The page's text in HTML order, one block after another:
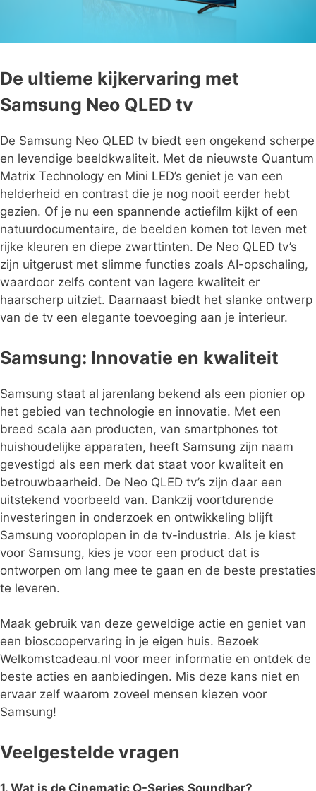
De ultieme kijkervaring met
Samsung Neo QLED tv
De Samsung Neo QLED tv biedt een ongekend scherpe
en levendige beeldkwaliteit. Met de nieuwste Quantum
Matrix Technology en Mini LED’s geniet je van een
helderheid en contrast die je nog nooit eerder hebt
gezien. Of je nu een spannende actiefilm kijkt of een
natuurdocumentaire, de beelden komen tot leven met
rijke kleuren en diepe zwarttinten. De Neo QLED tv’s
zijn uitgerust met slimme functies zoals AI-opschaling,
waardoor zelfs content van lagere kwaliteit er
haarscherp uitziet. Daarnaast biedt het slanke ontwerp
van de tv een elegante toevoeging aan je interieur.
Samsung: Innovatie en kwaliteit
Samsung staat al jarenlang bekend als een pionier op
het gebied van technologie en innovatie. Met een
breed scala aan producten, van smartphones tot
huishoudelijke apparaten, heeft Samsung zijn naam
gevestigd als een merk dat staat voor kwaliteit en
betrouwbaarheid. De Neo QLED tv’s zijn daar een
uitstekend voorbeeld van. Dankzij voortdurende
investeringen in onderzoek en ontwikkeling blijft
Samsung vooroplopen in de tv-industrie. Als je kiest
voor Samsung, kies je voor een product dat is
ontworpen om lang mee te gaan en de beste prestaties
te leveren.
Maak gebruik van deze geweldige actie en geniet van
een bioscoopervaring in je eigen huis. Bezoek
Welkomstcadeau.nl voor meer informatie en ontdek de
beste acties en aanbiedingen. Mis deze kans niet en
ervaar zelf waarom zoveel mensen kiezen voor
Samsung!
Veelgestelde vragen
1. Wat is de Cinematic Q-Series Soundbar?